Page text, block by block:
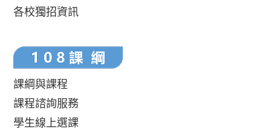
各校獨招資訊
課綱與課程
課程諮詢服務
學生線上選課